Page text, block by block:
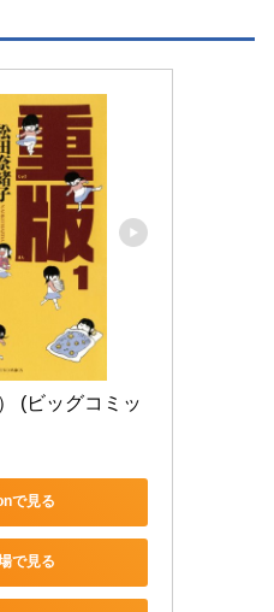
(ビッグコミッ
で見る
で見る